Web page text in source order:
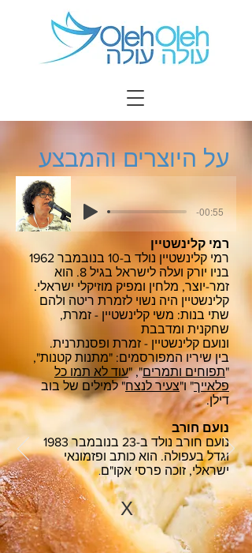
X
על היוצרים והמבצע
רמי קלינשטיין
רמי קלינשטיין נולד ב-10 בנובמבר 1962
בניו יורק ועלה לישראל בגיל 8. הוא
זמר-יוצר, מלחין ומפיק מוזיקלי ישראלי.
קלינשטיין היה נשוי לזמרת ריטה ולהם
שתי בנות: משי קלינשטיין - זמרת,
שחקנית ומדבבת
ונועם קלינשטיין - זמרת ופסנתרנית.
בין שיריו המפורסמים: "מתנות קטנות",
"תפוחים ותמרים", "עוד לא תמו כל
פלאייך" ו"צעיר לנצח" למילים של בוב
דילן.
נועם חורב
נועם חורב נולד ב-23 בנובמבר 1983
וגדל בעפולה. הוא כותב ופזמונאי
ישראלי, זוכה פרסי אקו"ם.
-00:55